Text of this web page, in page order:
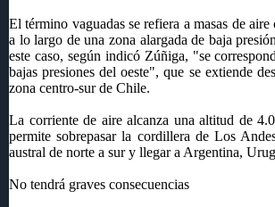
El término vaguadas se refiera a masas de aire
a lo largo de una zona alargada de baja
este caso, según indicó Zúñiga, "se
bajas presiones del oeste", que se extiende
zona centro-sur de Chile.
La corriente de aire alcanza una altitud de
permite sobrepasar la cordillera de Los
austral de norte a sur y llegar a Argentina,
No tendrá graves consecuencias